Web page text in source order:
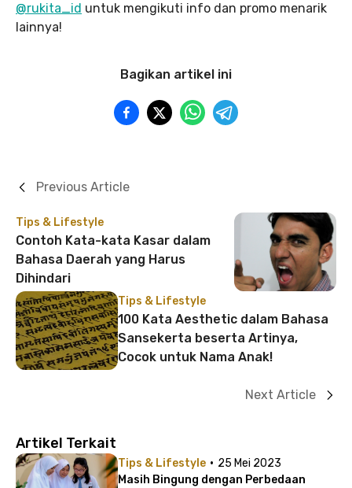
@rukita_id untuk mengikuti info dan promo menarik
lainnya!
Bagikan artikel ini
Tips & Lifestyle
Contoh Kata-kata Kasar dalam
Bahasa Daerah yang Harus
Dihindari
Previous Article
Tips & Lifestyle
100 Kata Aesthetic dalam Bahasa
Sansekerta beserta Artinya,
Cocok untuk Nama Anak!
Next Article
Artikel Terkait
Tips & Lifestyle · 25 Mei 2023
Masih Bingung dengan Perbedaan